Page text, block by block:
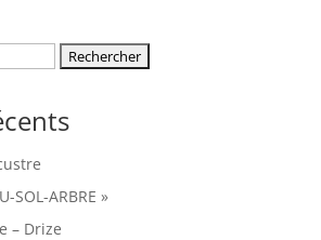
SOL-ARBRE »
– Drize